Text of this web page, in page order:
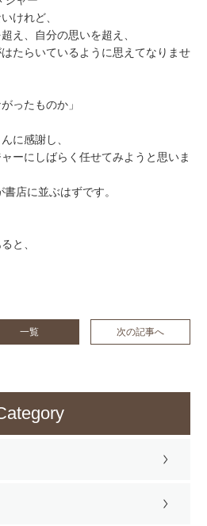
けれど、
え、自分の思いを超え、
たらいているように思えてなりませ
ったものか」
に感謝し、
ーにしばらく任せてみようと思いま
店に並ぶはずです。
と、
一覧 次の記事へ